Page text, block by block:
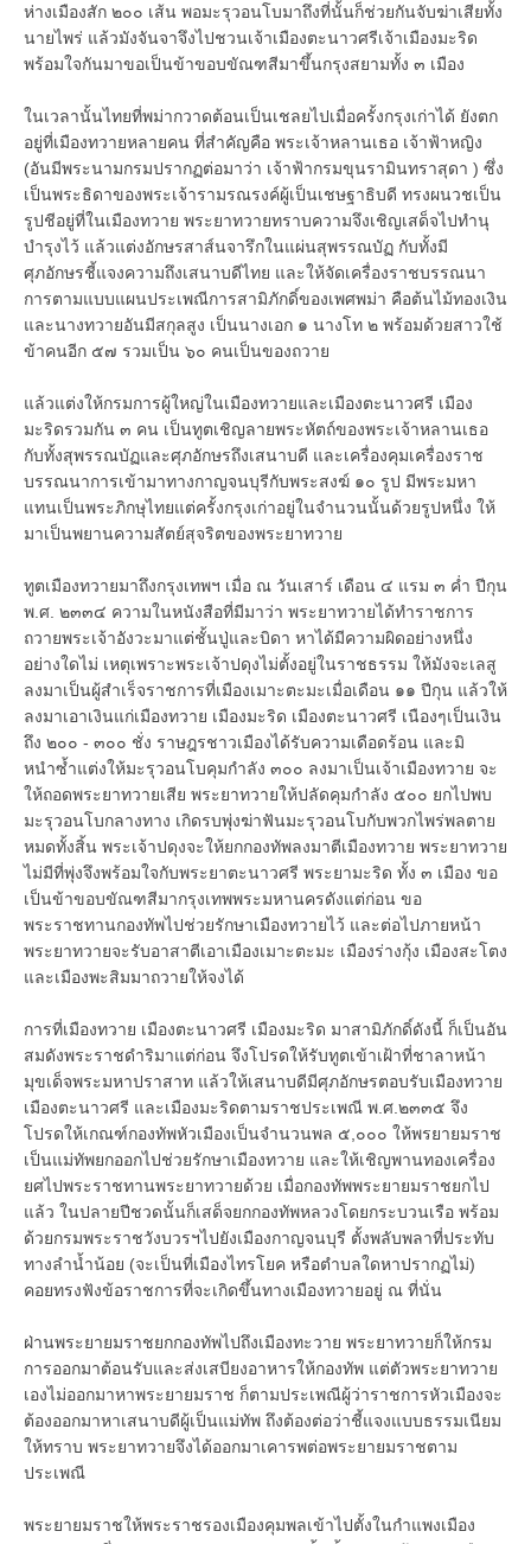
ห่างเมืองสัก ๒๐๐ เส้น พอมะรุวอนโบมาถึงที่นั้นก็ช่วยกันจับฆ่าเสียทั้ง
นายไพร่ แล้วมังจันจาจึงไปชวนเจ้าเมืองตะนาวศรีเจ้าเมืองมะริด
พร้อมใจกันมาขอเป็นข้าขอบขัณฑสีมาขึ้นกรุงสยามทั้ง ๓ เมือง
ในเวลานั้นไทยที่พม่ากวาดต้อนเป็นเชลยไปเมื่อครั้งกรุงเก่าได้ ยังตก
อยู่ที่เมืองทวายหลายคน ที่สำคัญคือ พระเจ้าหลานเธอ เจ้าฟ้าหญิง
(อันมีพระนามกรมปรากฏต่อมาว่า เจ้าฟ้ากรมขุนรามินทราสุดา ) ซึ่ง
เป็นพระธิดาของพระเจ้ารามรณรงค์ผู้เป็นเชษฐาธิบดี ทรงผนวชเป็น
รูปชีอยู่ที่ในเมืองทวาย พระยาทวายทราบความจึงเชิญเสด็จไปทำนุ
บำรุงไว้ แล้วแต่งอักษรสาส์นจารึกในแผ่นสุพรรณบัฏ กับทั้งมี
ศุภอักษรชี้แจงความถึงเสนาบดีไทย และให้จัดเครื่องราชบรรณนา
การตามแบบแผนประเพณีการสามิภักดิ์ของเพศพม่า คือต้นไม้ทองเงิน
และนางทวายอันมีสกุลสูง เป็นนางเอก ๑ นางโท ๒ พร้อมด้วยสาวใช้
ข้าคนอีก ๕๗ รวมเป็น ๖๐ คนเป็นของถวาย
แล้วแต่งให้กรมการผู้ใหญ่ในเมืองทวายและเมืองตะนาวศรี เมือง
มะริดรวมกัน ๓ คน เป็นทูตเชิญลายพระหัตถ์ของพระเจ้าหลานเธอ
กับทั้งสุพรรณบัฏและศุภอักษรถึงเสนาบดี และเครื่องคุมเครื่องราช
บรรณนาการเข้ามาทางกาญจนบุรีกับพระสงฆ์ ๑๐ รูป มีพระมหา
แทนเป็นพระภิกษุไทยแต่ครั้งกรุงเก่าอยู่ในจำนวนนั้นด้วยรูปหนึ่ง ให้
มาเป็นพยานความสัตย์สุจริตของพระยาทวาย
ทูตเมืองทวายมาถึงกรุงเทพฯ เมื่อ ณ วันเสาร์ เดือน ๔ แรม ๓ ค่ำ ปีกุน
พ.ศ. ๒๓๓๔ ความในหนังสือที่มีมาว่า พระยาทวายได้ทำราชการ
ถวายพระเจ้าอังวะมาแต่ชั้นปู่และบิดา หาได้มีความผิดอย่างหนึ่ง
อย่างใดไม่ เหตุเพราะพระเจ้าปดุงไม่ตั้งอยู่ในราชธรรม ให้มังจะเลสู
ลงมาเป็นผู้สำเร็จราชการที่เมืองเมาะตะมะเมื่อเดือน ๑๑ ปีกุน แล้วให้
ลงมาเอาเงินแก่เมืองทวาย เมืองมะริด เมืองตะนาวศรี เนืองๆเป็นเงิน
ถึง ๒๐๐ - ๓๐๐ ชั่ง ราษฎรชาวเมืองได้รับความเดือดร้อน และมิ
หนำซ้ำแต่งให้มะรุวอนโบคุมกำลัง ๓๐๐ ลงมาเป็นเจ้าเมืองทวาย จะ
ให้ถอดพระยาทวายเสีย พระยาทวายให้ปลัดคุมกำลัง ๕๐๐ ยกไปพบ
มะรุวอนโบกลางทาง เกิดรบพุ่งฆ่าฟันมะรุวอนโบกับพวกไพร่พลตาย
หมดทั้งสิ้น พระเจ้าปดุงจะให้ยกกองทัพลงมาตีเมืองทวาย พระยาทวาย
ไม่มีที่พุ่งจึงพร้อมใจกับพระยาตะนาวศรี พระยามะริด ทั้ง ๓ เมือง ขอ
เป็นข้าขอบขัณฑสีมากรุงเทพพระมหานครดังแต่ก่อน ขอ
พระราชทานกองทัพไปช่วยรักษาเมืองทวายไว้ และต่อไปภายหน้า
พระยาทวายจะรับอาสาตีเอาเมืองเมาะตะมะ เมืองร่างกุ้ง เมืองสะโตง
และเมืองพะสิมมาถวายให้จงได้
การที่เมืองทวาย เมืองตะนาวศรี เมืองมะริด มาสามิภักดิ์ดังนี้ ก็เป็นอัน
สมดังพระราชดำริมาแต่ก่อน จึงโปรดให้รับทูตเข้าเฝ้าที่ชาลาหน้า
มุขเด็จพระมหาปราสาท แล้วให้เสนาบดีมีศุภอักษรตอบรับเมืองทวาย
เมืองตะนาวศรี และเมืองมะริดตามราชประเพณี พ.ศ.๒๓๓๕ จึง
โปรดให้เกณฑ์กองทัพหัวเมืองเป็นจำนวนพล ๕,๐๐๐ ให้พรยายมราช
เป็นแม่ทัพยกออกไปช่วยรักษาเมืองทวาย และให้เชิญพานทองเครื่อง
ยศไปพระราชทานพระยาทวายด้วย เมื่อกองทัพพระยายมราชยกไป
แล้ว ในปลายปีชวดนั้นก็เสด็จยกกองทัพหลวงโดยกระบวนเรือ พร้อม
ด้วยกรมพระราชวังบวรฯไปยังเมืองกาญจนบุรี ตั้งพลับพลาที่ประทับ
ทางลำน้ำน้อย (จะเป็นที่เมืองไทรโยค หรือตำบลใดหาปรากฏไม่)
คอยทรงฟังข้อราชการที่จะเกิดขึ้นทางเมืองทวายอยู่ ณ ที่นั่น
ฝ่านพระยายมราชยกกองทัพไปถึงเมืองทะวาย พระยาทวายก็ให้กรม
การออกมาต้อนรับและส่งเสบียงอาหารให้กองทัพ แต่ตัวพระยาทวาย
เองไม่ออกมาหาพระยายมราช ก็ตามประเพณีผู้ว่าราชการหัวเมืองจะ
ต้องออกมาหาเสนาบดีผู้เป็นแม่ทัพ ถึงต้องต่อว่าชี้แจงแบบธรรมเนียม
ให้ทราบ พระยาทวายจึงได้ออกมาเคารพต่อพระยายมราชตาม
ประเพณี
พระยายมราชให้พระราชรองเมืองคุมพลเข้าไปตั้งในกำแพงเมือง